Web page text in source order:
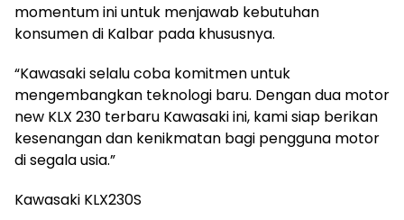
momentum ini untuk menjawab kebutuhan
konsumen di Kalbar pada khususnya.
“Kawasaki selalu coba komitmen untuk
mengembangkan teknologi baru. Dengan dua motor
new KLX 230 terbaru Kawasaki ini, kami siap berikan
kesenangan dan kenikmatan bagi pengguna motor
di segala usia.”
Kawasaki KLX230S